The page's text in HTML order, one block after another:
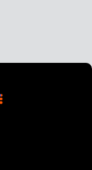
Мастер
амулет.
храме Миели
брачное ложе.